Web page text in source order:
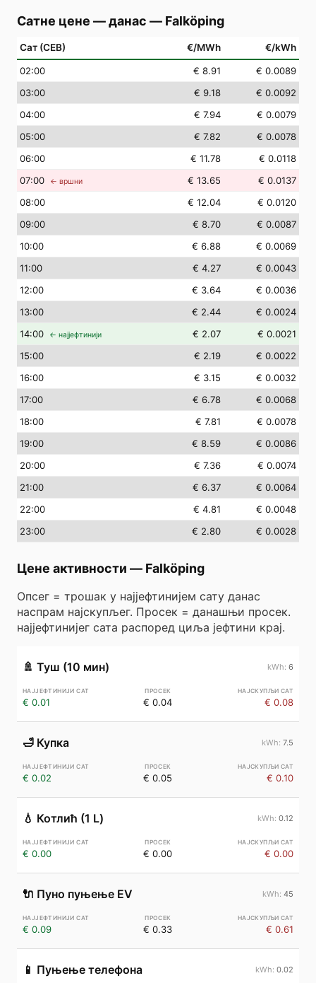
Сатне цене — данас — Falköping
Сат (СЕВ) €/MWh €/kWh
02:00 € 8.91
€ 0.0089
03:00 € 9.18
€ 0.0092
04:00 € 7.94
€ 0.0079
05:00 € 7.82
€ 0.0078
06:00 € 11.78
€ 0.0118
07:00 ← вршни € 13.65
€ 0.0137
08:00 € 12.04
€ 0.0120
09:00 € 8.70
€ 0.0087
10:00 € 6.88
€ 0.0069
11:00 € 4.27
€ 0.0043
12:00 € 3.64
€ 0.0036
13:00 € 2.44
€ 0.0024
14:00 ← најјефтинији € 2.07
€ 0.0021
15:00 € 2.19
€ 0.0022
16:00 € 3.15
€ 0.0032
17:00 € 6.78
€ 0.0068
18:00 € 7.81
€ 0.0078
19:00 € 8.59
€ 0.0086
20:00 € 7.36
€ 0.0074
21:00 € 6.37
€ 0.0064
22:00 € 4.81
€ 0.0048
23:00 € 2.80 € 0.0028
Цене активности — Falköping
Опсег = трошак у најјефтинијем сату данас
наспрам најскупљег. Просек = данашњи просек.
најјефтинијег сата распоред циља јефтини крај.
🚿 Туш (10 мин) 6
€ 0.01 € 0.04 € 0.08
🛁 Купка 7.5
€ 0.02 € 0.05 € 0.10
💧 Котлић (1 L) 0.12
€ 0.00 € 0.00 € 0.00
🔌 Пуно пуњење EV 45
€ 0.09 € 0.33 € 0.61
📱 Пуњење телефона 0.02